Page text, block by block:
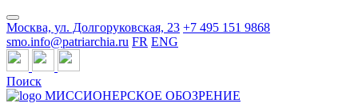
Москва, ул. Долгоруковская, 23 +7 495 151 9868
smo.info@patriarchia.ru FR ENG
Поиск
МИССИОНЕРСКОЕ ОБОЗРЕНИЕ